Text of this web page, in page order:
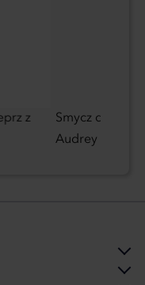
z
Smycz do
Audrey Pierre